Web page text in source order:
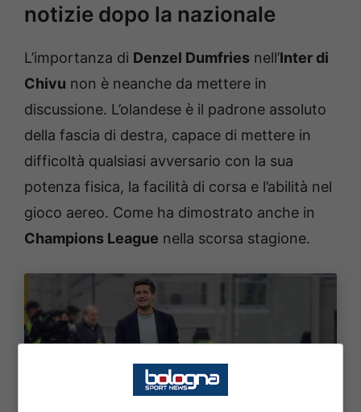
notizie dopo la nazionale
L’importanza di Denzel Dumfries nell’Inter di
Chivu non è neanche da mettere in
discussione. L’olandese è il padrone assoluto
della fascia di destra, capace di mettere in
difficoltà qualsiasi avversario con la sua
potenza fisica, la facilità di corsa e l’abilità nel
gioco aereo. Come ha dimostrato anche in
Champions League nella scorsa stagione.